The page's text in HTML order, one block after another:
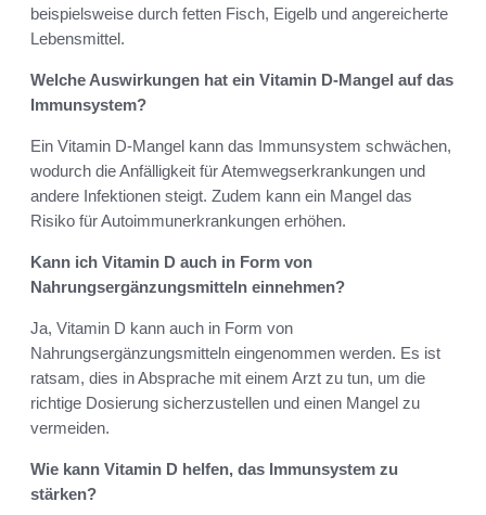
beispielsweise durch fetten Fisch, Eigelb und angereicherte
Lebensmittel.
Welche Auswirkungen hat ein Vitamin D-Mangel auf das
Immunsystem?
Ein Vitamin D-Mangel kann das Immunsystem schwächen,
wodurch die Anfälligkeit für Atemwegserkrankungen und
andere Infektionen steigt. Zudem kann ein Mangel das
Risiko für Autoimmunerkrankungen erhöhen.
Kann ich Vitamin D auch in Form von
Nahrungsergänzungsmitteln einnehmen?
Ja, Vitamin D kann auch in Form von
Nahrungsergänzungsmitteln eingenommen werden. Es ist
ratsam, dies in Absprache mit einem Arzt zu tun, um die
richtige Dosierung sicherzustellen und einen Mangel zu
vermeiden.
Wie kann Vitamin D helfen, das Immunsystem zu
stärken?